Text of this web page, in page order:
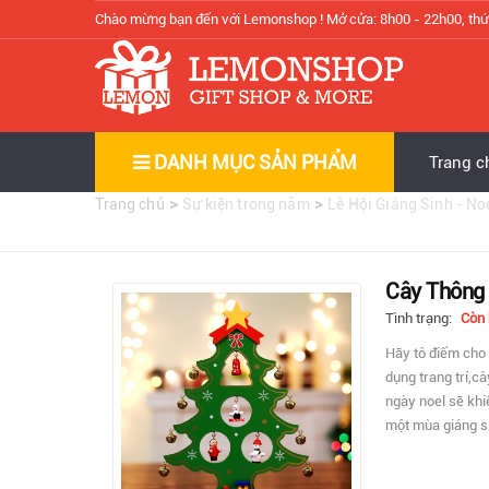
Chào mừng bạn đến với Lemonshop ! Mở cửa: 8h00 - 22h00,
DANH MỤC SẢN PHẨM Trang
Trang chủ > Sự kiện trong năm > Lễ Hội Giáng Sinh -
Cây
Tình trạng: Còn
Hãy tô điểm
dụng trang
ngày noel sẽ
một mùa giáng